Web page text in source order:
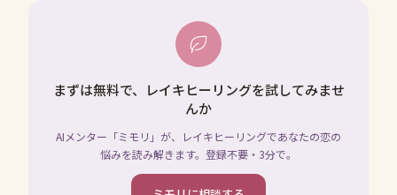
まずは無料で、レイキヒーリングを試してみませ
んか
AIメンター「ミモリ」が、レイキヒーリングであなたの恋の
悩みを読み解きます。登録不要・3分で。